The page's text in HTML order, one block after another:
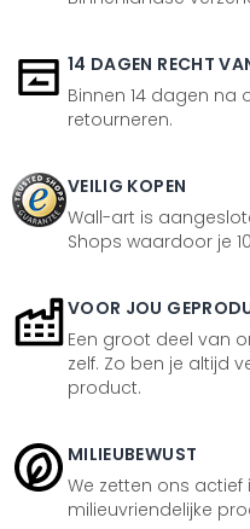
14 DAGEN RECHT
Binnen 14 dagen na
retourneren.
VEILIG KOPEN
Wall-art is
Shops waardoor je
VOOR JOU
Een groot deel van
zelf. Zo ben je altijd
product.
MILIEUBEWUST
We zetten ons actief
milieuvriendelijke